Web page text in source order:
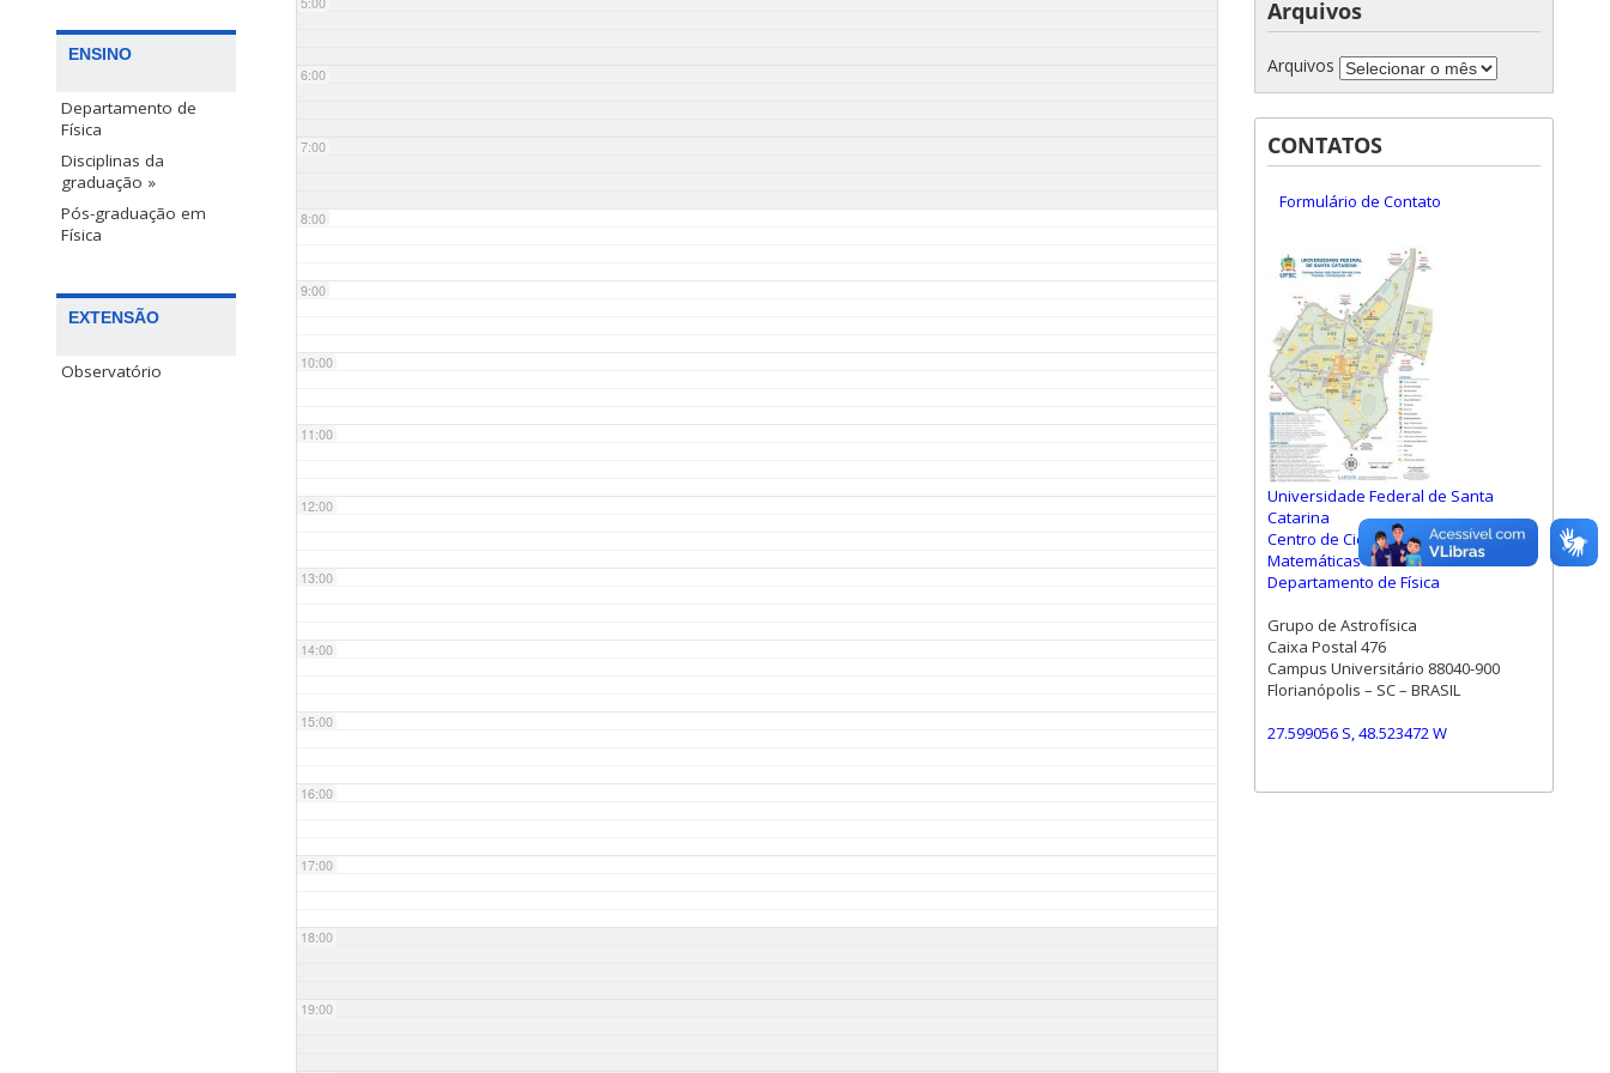
ENSINO
Departamento de
Física
Disciplinas da
graduação »
Pós-graduação em
Física
EXTENSÃO
Observatório
6:00
7:00
8:00
9:00
10:00
11:00
12:00
13:00
14:00
15:00
16:00
17:00
18:00
19:00
Arquivos
Arquivos
CONTATOS
Formulário de Contato
Universidade Federal de Santa
Catarina
Centro de Ciências Físicas e
Matemáticas
Departamento de Física
Grupo de Astrofísica
Caixa Postal 476
Campus Universitário 88040-900
Florianópolis – SC – BRASIL
27.599056 S, 48.523472 W